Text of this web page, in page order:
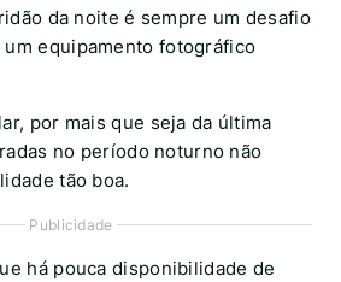
da noite é sempre um desafio
um equipamento fotográfico
por mais que seja da última
no período noturno não
tão boa.
Publicidade
há pouca disponibilidade de